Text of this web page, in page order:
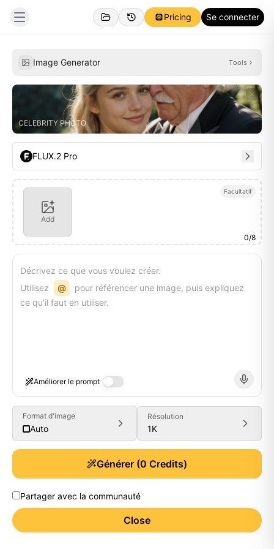
Pricing Se connecter
Image Generator Tools
CELEBRITY PHOTO
FLUX.2 Pro
Facultatif
Add
0/8
Décrivez ce que vous voulez créer.
Utilisez
@
pour référencer une image, puis expliquez
ce qu’il faut en utiliser.
Améliorer le prompt
Format d'image
Auto
Résolution
1K
Générer (0 Credits)
Partager avec la communauté
Close
Generate